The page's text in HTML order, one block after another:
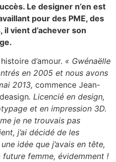
Le designer n’en est
pour des PME, des
vient d’achever son
d’amour. « Gwénaëlle
en 2005 et nous avons
2013, commence Jean-
. Licencié en design,
et en impression 3D.
je ne trouvais pas
j’ai décidé de les
idée que j’avais en tête,
femme, évidemment !